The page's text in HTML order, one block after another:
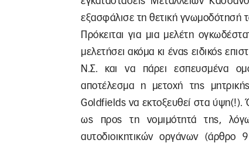
εξασφάλισε τη θετική γνωμοδότησή
Πρόκειται για μια μελέτη
μελετήσει ακόμα κι ένας ειδικός
Ν.Σ. και να πάρει εσπευσμένα
αποτέλεσμα η μετοχή της
Goldfields να εκτοξευθεί στα ύψη(!).
ως προς τη νομιμότητά της,
αυτοδιοικητικών οργάνων